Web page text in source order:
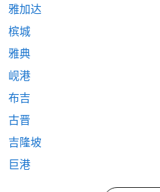
雅加达
槟城
雅典
岘港
布吉
古晋
吉隆坡
巨港